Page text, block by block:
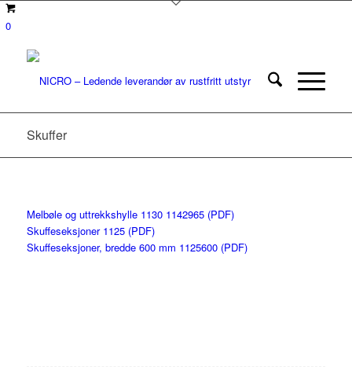
0
Skuffer
Melbøle og uttrekkshylle 1130 1142965 (PDF)
Skuffeseksjoner 1125 (PDF)
Skuffeseksjoner, bredde 600 mm 1125600 (PDF)